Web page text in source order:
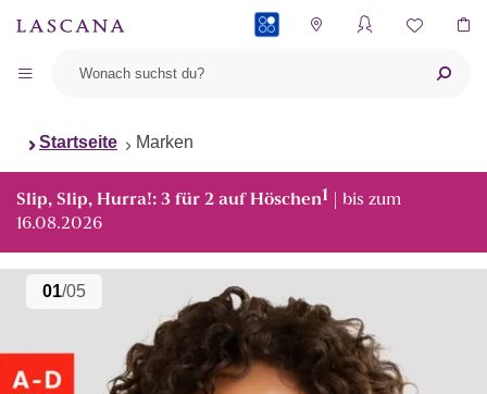
Startseite Marken
Slip, Slip, Hurra!: 3 für 2 auf Höschen1 | bis zum
16.08.2026
01/05